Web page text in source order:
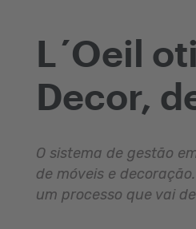
L´Oeil
Decor,
O sistema de gestão
de móveis e
um processo que vai